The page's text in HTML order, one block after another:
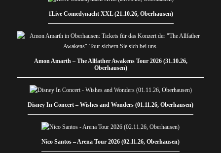
1Live Comedynacht XXL (21.10.26, Oberhausen)
Amon Amarth – The Allfather Awakens Tour 2026 (31.10.26,
Oberhausen)
Disney In Concert – Wishes and Wonders (01.11.26, Oberhausen)
Nico Santos – Arena Tour 2026 (02.11.26, Oberhausen)